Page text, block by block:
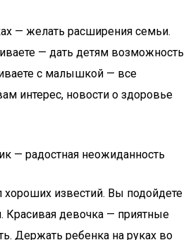
— желать расширения семьи.
— дать детям возможность
с малышкой — все
интерес, новости о здоровье
— радостная неожиданность
известий. Вы подойдете
Красивая девочка — приятные
Держать ребенка на руках во